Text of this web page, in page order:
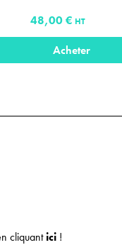
48,00 € HT
Acheter
cliquantici !